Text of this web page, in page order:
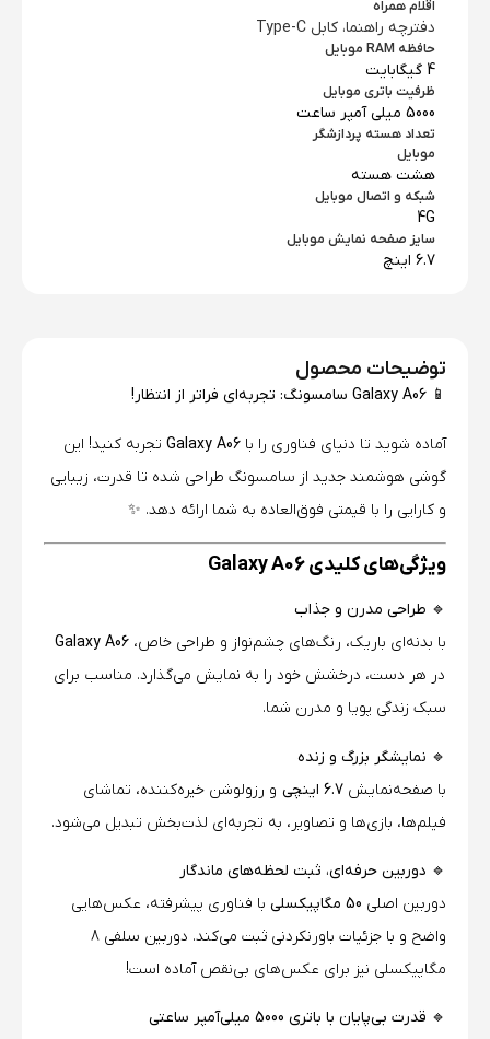
اقلام همراه
دفترچه‌ راهنما، کابل Type-C
حافظه RAM موبایل
4 گیگابایت
ظرفیت باتری موبایل
5000 میلی آمپر ساعت
تعداد هسته پردازشگر
موبایل
هشت هسته
شبکه و اتصال موبایل
4G
سایز صفحه نمایش موبایل
6.7 اینچ
توضیحات محصول
📱 Galaxy A06 سامسونگ: تجربه‌ای فراتر از انتظار!
آماده شوید تا دنیای فناوری را با Galaxy A06 تجربه کنید! این
گوشی هوشمند جدید از سامسونگ طراحی شده تا قدرت، زیبایی
و کارایی را با قیمتی فوق‌العاده به شما ارائه دهد. ✨
ویژگی‌های کلیدی Galaxy A06
🔹 طراحی مدرن و جذاب
با بدنه‌ای باریک، رنگ‌های چشم‌نواز و طراحی خاص، Galaxy A06
در هر دست، درخشش خود را به نمایش می‌گذارد. مناسب برای
سبک زندگی پویا و مدرن شما.
🔹 نمایشگر بزرگ و زنده
با صفحه‌نمایش 6.7 اینچی
و رزولوشن خیره‌کننده، تماشای
فیلم‌ها، بازی‌ها و تصاویر، به تجربه‌ای لذت‌بخش تبدیل می‌شود.
🔹 دوربین حرفه‌ای، ثبت لحظه‌های ماندگار
دوربین اصلی 50 مگاپیکسلی
با فناوری پیشرفته، عکس‌هایی
واضح و با جزئیات باورنکردنی ثبت می‌کند. دوربین سلفی 8
مگاپیکسلی نیز برای عکس‌های بی‌نقص آماده است!
🔹 قدرت بی‌پایان با باتری 5000 میلی‌آمپر ساعتی